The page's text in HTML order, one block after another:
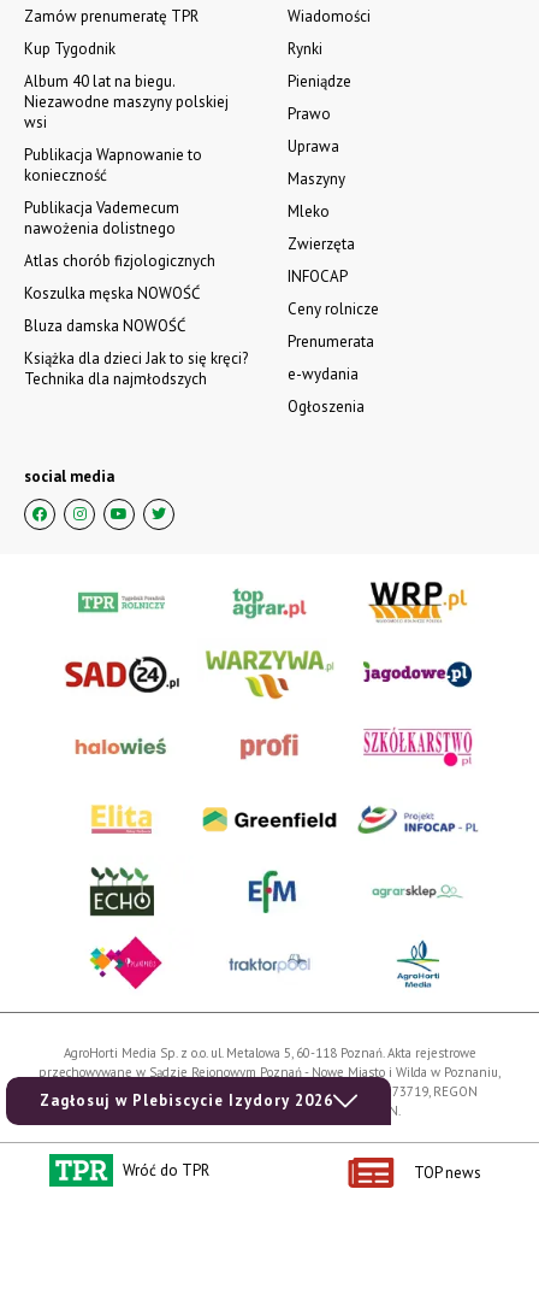
Zagłosuj w Plebiscycie Izydory 2026
Wiadomości
Rynki
Pieniądze
Prawo
Uprawa
Maszyny
Mleko
Zwierzęta
INFOCAP
Ceny rolnicze
Prenumerata
e-wydania
Ogłoszenia
Zamów prenumeratę TPR
Kup Tygodnik
Album 40 lat na biegu.
Niezawodne maszyny polskiej
wsi
Publikacja Wapnowanie to
konieczność
Publikacja Vademecum
nawożenia dolistnego
Atlas chorób fizjologicznych
Koszulka męska NOWOŚĆ
Bluza damska NOWOŚĆ
Książka dla dzieci Jak to się kręci?
Technika dla najmłodszych
social media
AgroHorti Media Sp. z o.o. ul. Metalowa 5, 60-118 Poznań. Akta rejestrowe
przechowywane w Sądzie Rejonowym Poznań - Nowe Miasto i Wilda w Poznaniu,
VIII Wydziale Gospodarczym, KRS 0001116269, NIP 7792573719, REGON
529158846, kapitał zakładowy: 3.608.000 PLN.
AgroHorti Media Sp. z o.o, są zastrzeżone i chronione prawem autorskim,
kopiowanie i dalsze rozpowszechnianie treści jest zabronione. (art. 25 ust. 1 pkt 1b
Wróć do TPR TOP news